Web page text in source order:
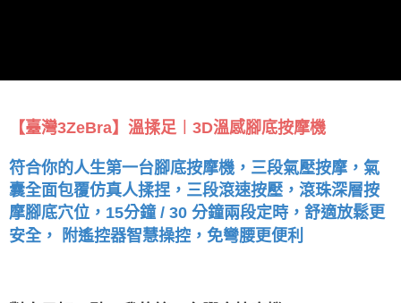
【臺灣3ZeBra】溫揉足︱3D溫感腳底按摩機
符合你的人生第一台腳底按摩機，三段氣壓按摩，氣
囊全面包覆仿真人揉捏，三段滾速按壓，滾珠深層按
摩腳底穴位，15分鐘 / 30 分鐘兩段定時，舒適放鬆更
安全， 附遙控器智慧操控，免彎腰更便利